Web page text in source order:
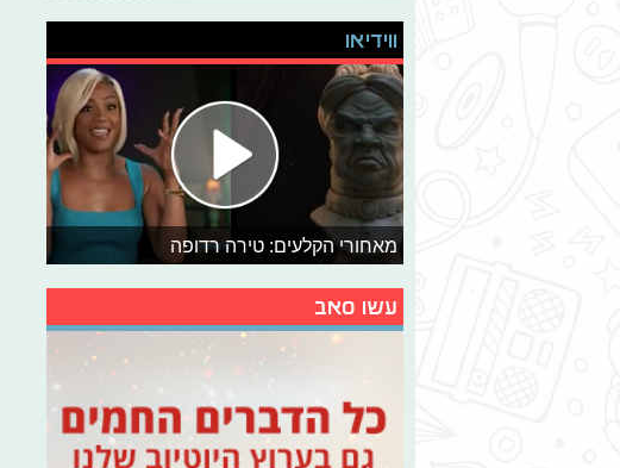
ווידיאו
מאחורי הקלעים: טירה רדופה
עשו סאב